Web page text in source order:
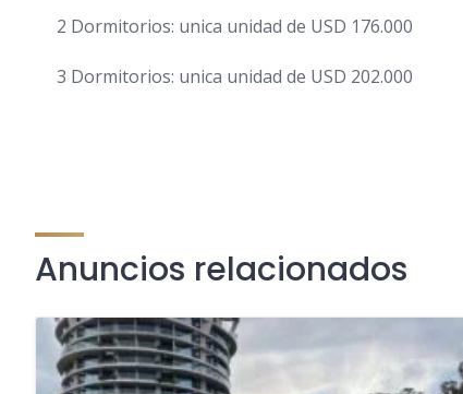
2 Dormitorios: unica unidad de USD 176.000
3 Dormitorios: unica unidad de USD 202.000
Anuncios relacionados